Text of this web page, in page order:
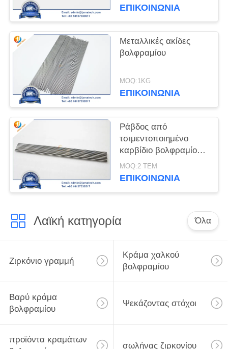
ΕΠΙΚΟΙΝΩΝΊΑ
Μεταλλικές ακίδες
βολφραμίου
MOQ:1KG
ΕΠΙΚΟΙΝΩΝΊΑ
Ράβδος από
τσιμεντοποιημένο
καρβίδιο βολφραμίου
YG8
MOQ:2 ΤΕΜ
ΕΠΙΚΟΙΝΩΝΊΑ
Λαϊκή κατηγορία Όλα
Ζιρκόνιο γραμμή
Κράμα χαλκού
βολφραμίου
Βαρύ κράμα
βολφραμίου
Ψεκάζοντας στόχοι
προϊόντα κραμάτων
σωλήνας ζιρκονίου